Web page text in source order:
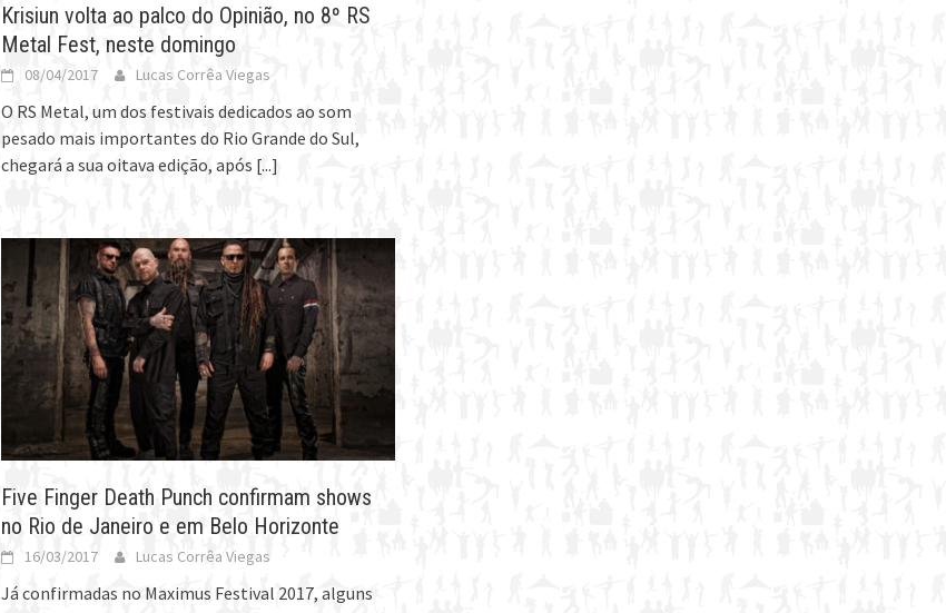
Krisiun volta ao palco do Opinião, no 8º RS
Metal Fest, neste domingo
08/04/2017 Lucas Corrêa Viegas
O RS Metal, um dos festivais dedicados ao som
pesado mais importantes do Rio Grande do Sul,
chegará a sua oitava edição, após [...]
Five Finger Death Punch confirmam shows
no Rio de Janeiro e em Belo Horizonte
16/03/2017 Lucas Corrêa Viegas
Já confirmadas no Maximus Festival 2017, alguns